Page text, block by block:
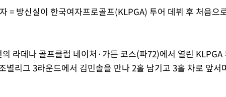
= 방신실이 한국여자프로골프(KLPGA) 투어 데뷔 후 처음으
라데나 골프클럽 네이처·가든 코스(파72)에서 열린 KLPGA
별리그 3라운드에서 김민솔을 만나 2홀 남기고 3홀 차로 앞서